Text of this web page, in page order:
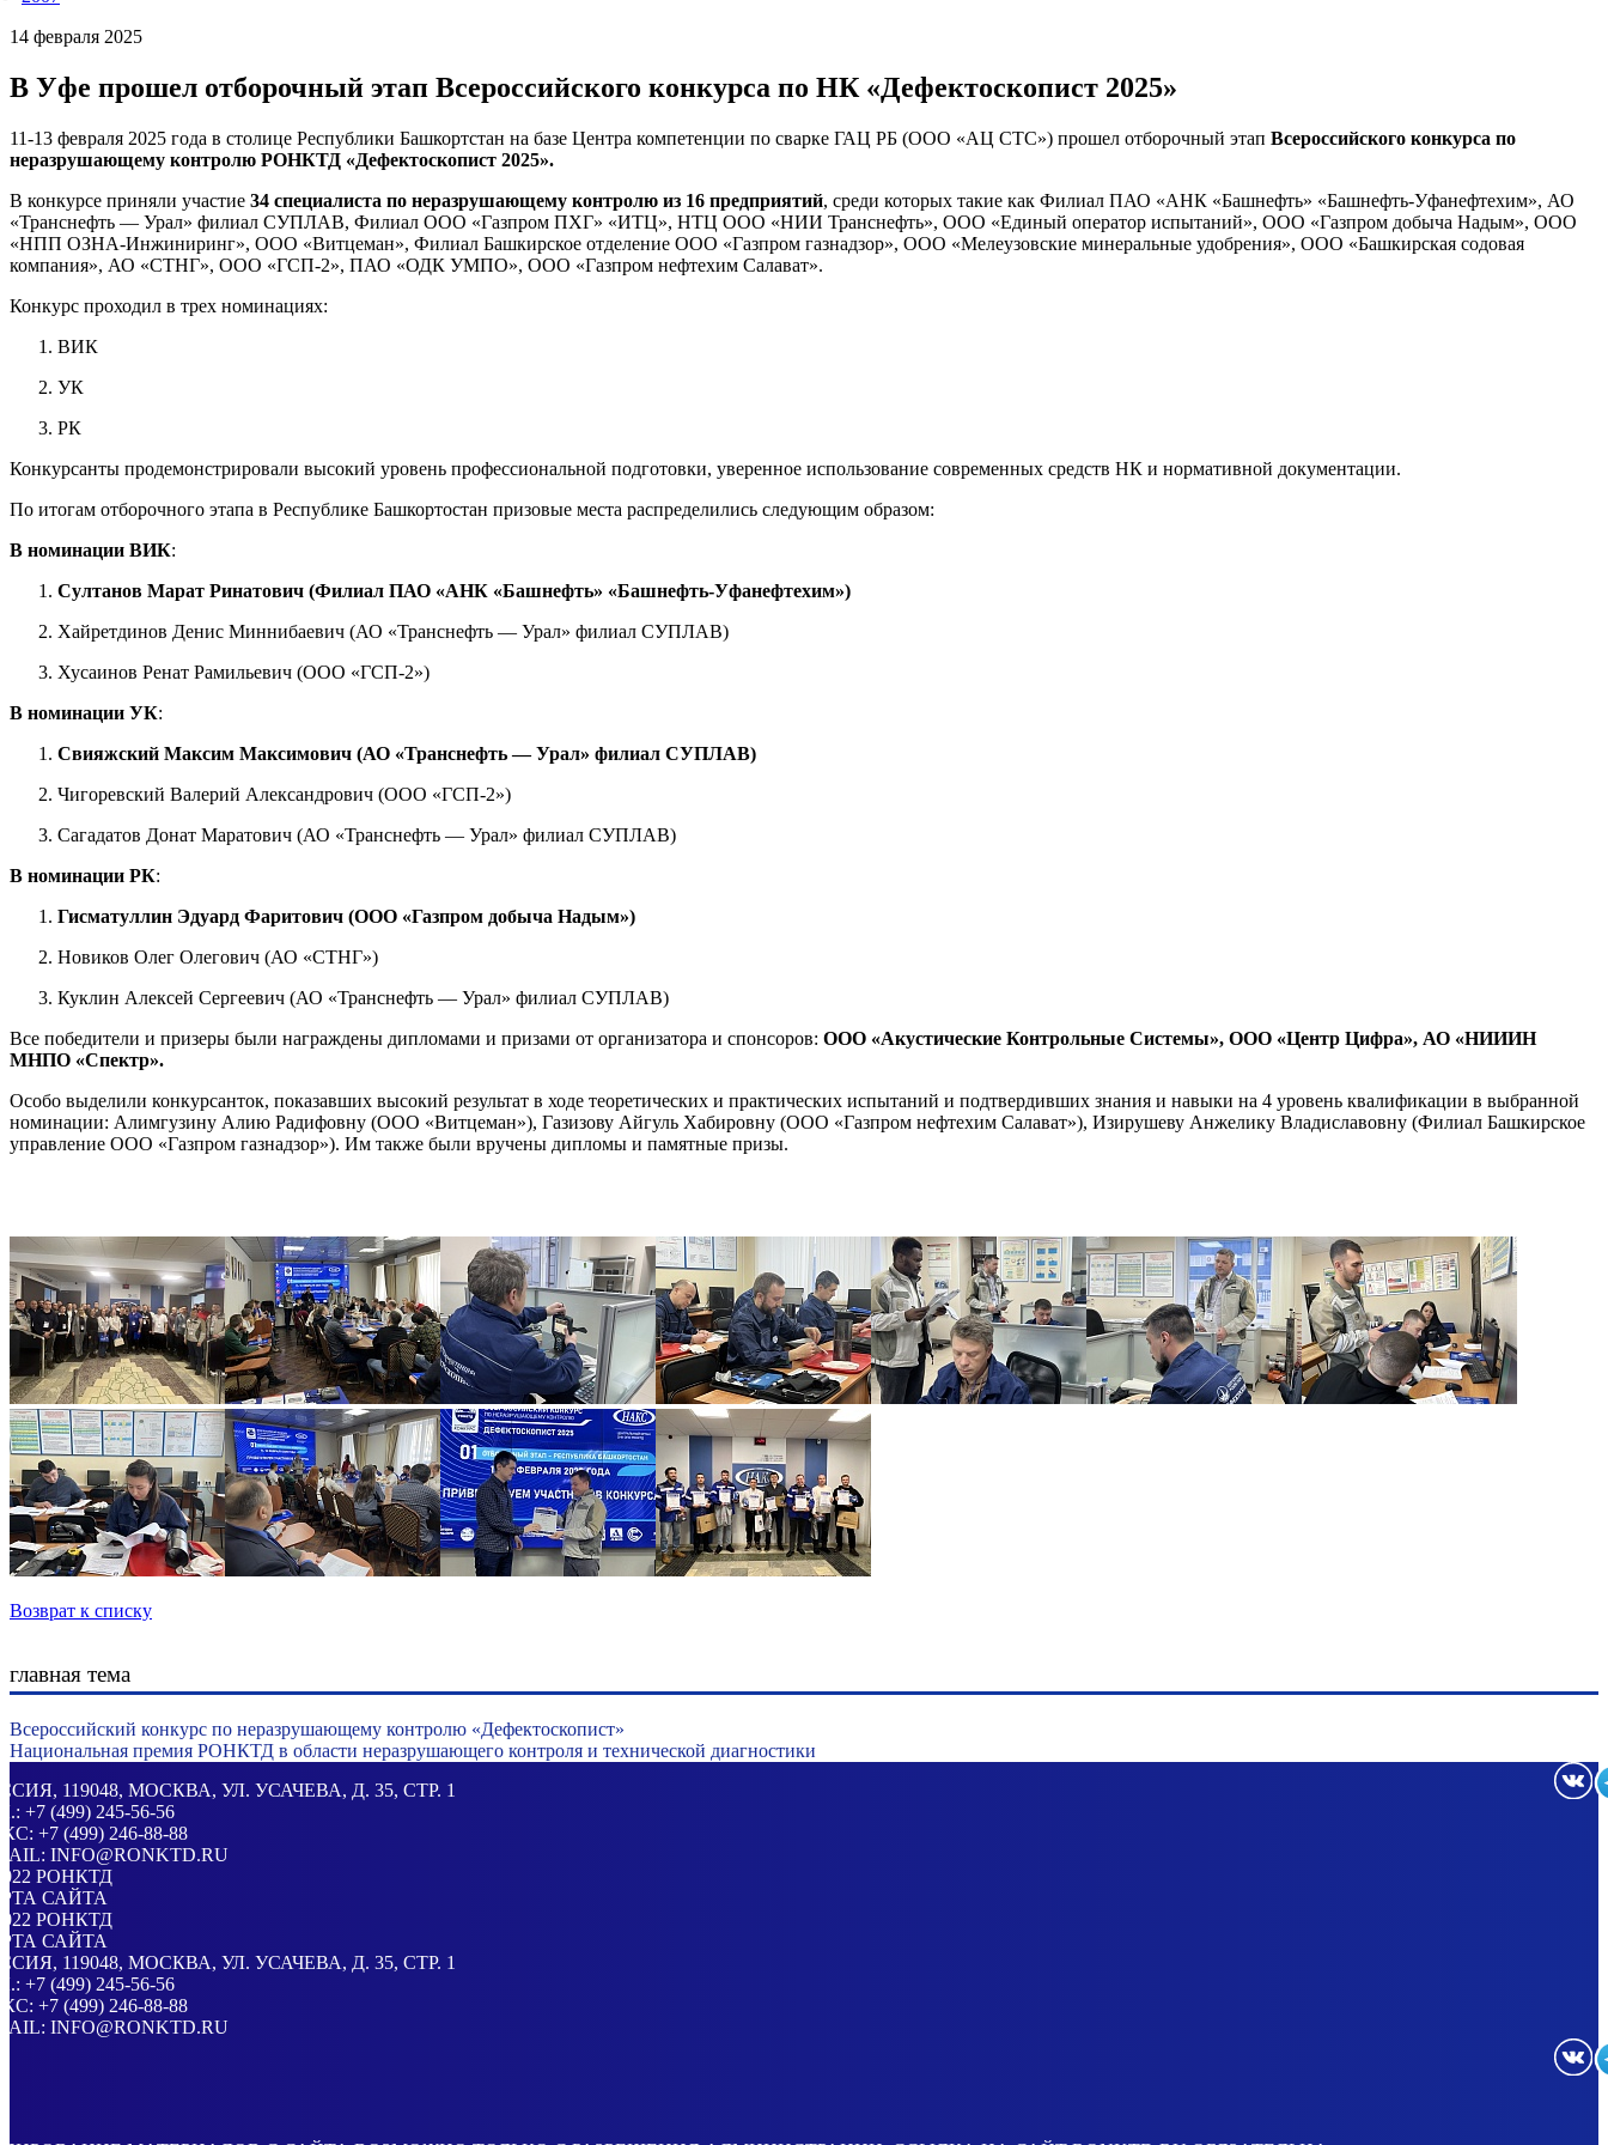
14 февраля 2025
В Уфе прошел отборочный этап Всероссийского конкурса по НК «Дефектоскопист 2025»
11-13 февраля 2025 года в столице Республики Башкортстан на базе Центра компетенции по сварке ГАЦ РБ (ООО «АЦ СТС») прошел отборочный этап Всероссийского конкурса по
неразрушающему контролю РОНКТД «Дефектоскопист 2025».
В конкурсе приняли участие 34 специалиста по неразрушающему контролю из 16 предприятий, среди которых такие как Филиал ПАО «АНК «Башнефть» «Башнефть-Уфанефтехим», АО
«Транснефть — Урал» филиал СУПЛАВ, Филиал ООО «Газпром ПХГ» «ИТЦ», НТЦ ООО «НИИ Транснефть», ООО «Единый оператор испытаний», ООО «Газпром добыча Надым», ООО
«НПП ОЗНА-Инжиниринг», ООО «Витцеман», Филиал Башкирское отделение ООО «Газпром газнадзор», ООО «Мелеузовские минеральные удобрения», ООО «Башкирская содовая
компания», АО «СТНГ», ООО «ГСП-2», ПАО «ОДК УМПО», ООО «Газпром нефтехим Салават».
Конкурс проходил в трех номинациях:
ВИК
УК
РК
Конкурсанты продемонстрировали высокий уровень профессиональной подготовки, уверенное использование современных средств НК и нормативной документации.
По итогам отборочного этапа в Республике Башкортостан призовые места распределились следующим образом:
В номинации ВИК:
Султанов Марат Ринатович (Филиал ПАО «АНК «Башнефть» «Башнефть-Уфанефтехим»)
Хайретдинов Денис Миннибаевич (АО «Транснефть — Урал» филиал СУПЛАВ)
Хусаинов Ренат Рамильевич (ООО «ГСП-2»)
В номинации УК:
Свияжский Максим Максимович (АО «Транснефть — Урал» филиал СУПЛАВ)
Чигоревский Валерий Александрович (ООО «ГСП-2»)
Сагадатов Донат Маратович (АО «Транснефть — Урал» филиал СУПЛАВ)
В номинации РК:
Гисматуллин Эдуард Фаритович (ООО «Газпром добыча Надым»)
Новиков Олег Олегович (АО «СТНГ»)
Куклин Алексей Сергеевич (АО «Транснефть — Урал» филиал СУПЛАВ)
Все победители и призеры были награждены дипломами и призами от организатора и спонсоров: ООО «Акустические Контрольные Системы», ООО «Центр Цифра», АО «НИИИН
МНПО «Спектр».
Особо выделили конкурсанток, показавших высокий результат в ходе теоретических и практических испытаний и подтвердивших знания и навыки на 4 уровень квалификации в выбранной
номинации: Алимгузину Алию Радифовну (ООО «Витцеман»), Газизову Айгуль Хабировну (ООО «Газпром нефтехим Салават»), Изирушеву Анжелику Владиславовну (Филиал Башкирское
управление ООО «Газпром газнадзор»). Им также были вручены дипломы и памятные призы.
Возврат к списку
главная тема
Всероссийский конкурс по неразрушающему контролю «Дефектоскопист»
Национальная премия РОНКТД в области неразрушающего контроля и технической диагностики
, 119048, МОСКВА, УЛ. УСАЧЕВА, Д. 35, СТР. 1
+7 (499) 245-56-56
+7 (499) 246-88-88
INFO@RONKTD.RU
РОНКТД
САЙТА
РОНКТД
САЙТА
, 119048, МОСКВА, УЛ. УСАЧЕВА, Д. 35, СТР. 1
+7 (499) 245-56-56
+7 (499) 246-88-88
INFO@RONKTD.RU